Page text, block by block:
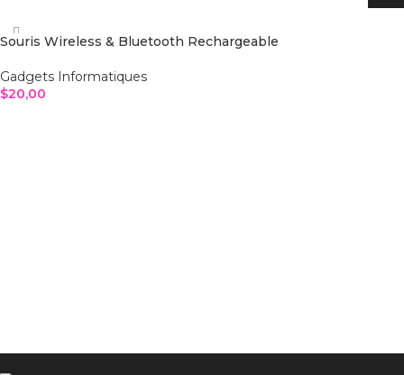
Souris Wireless & Bluetooth Rechargeable
Gadgets Informatiques
$20,00